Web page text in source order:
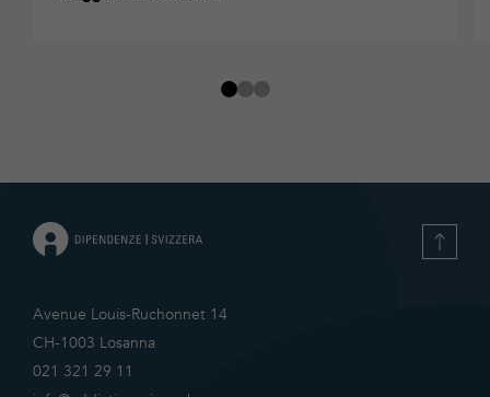
Avenue Louis-Ruchonnet 14
CH-1003 Losanna
021 321 29 11